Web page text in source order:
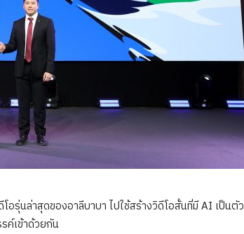
อรุ่นล่าสุดของอาลีบาบา ไปใช้สร้างวิดีโอสั้นที่มี AI เป็นตัว
ค์เข้าด้วยกัน